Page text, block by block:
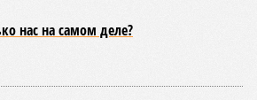
нас на самом деле?